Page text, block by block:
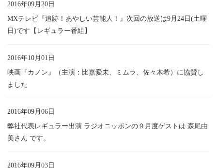
2016年09月20日
MXテレビ『追跡！あやしい芸能人！』次回の放送は9月24日(土曜
日)です【レギュラー番組】
2016年10月01日
映画『カノン』（主演：比嘉愛未、ミムラ、佐々木希）に協賛し
ました
2016年09月06日
弊社代表レギュラー出演 ラジオニッポンの９月度ゲストは 森尾由
美さん です。
2016年09月03日